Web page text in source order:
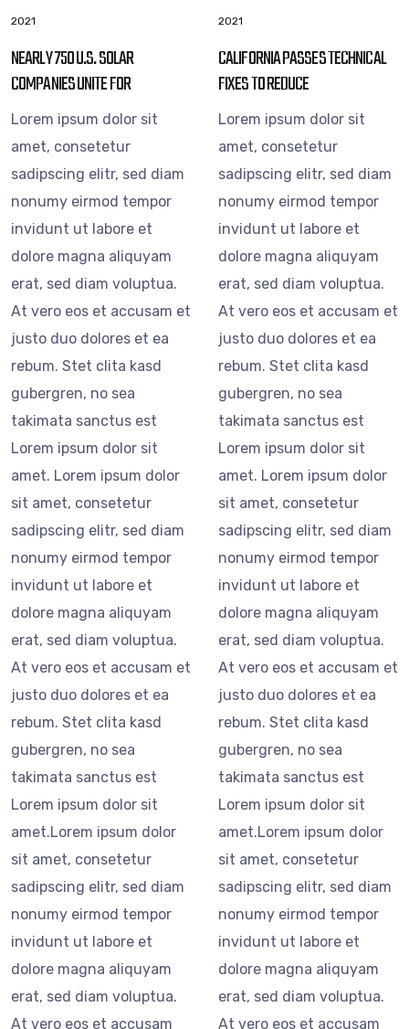
2021
NEARLY 750 U.S. SOLAR
COMPANIES UNITE FOR
Lorem ipsum dolor sit
amet, consetetur
sadipscing elitr, sed diam
nonumy eirmod tempor
invidunt ut labore et
dolore magna aliquyam
erat, sed diam voluptua.
At vero eos et accusam et
justo duo dolores et ea
rebum. Stet clita kasd
gubergren, no sea
takimata sanctus est
Lorem ipsum dolor sit
amet. Lorem ipsum dolor
sit amet, consetetur
sadipscing elitr, sed diam
nonumy eirmod tempor
invidunt ut labore et
dolore magna aliquyam
erat, sed diam voluptua.
At vero eos et accusam et
justo duo dolores et ea
rebum. Stet clita kasd
gubergren, no sea
takimata sanctus est
Lorem ipsum dolor sit
amet.Lorem ipsum dolor
sit amet, consetetur
sadipscing elitr, sed diam
nonumy eirmod tempor
invidunt ut labore et
dolore magna aliquyam
erat, sed diam voluptua.
At vero eos et accusam
2021
CALIFORNIA PASSES TECHNICAL
FIXES TO REDUCE
Lorem ipsum dolor sit
amet, consetetur
sadipscing elitr, sed diam
nonumy eirmod tempor
invidunt ut labore et
dolore magna aliquyam
erat, sed diam voluptua.
At vero eos et accusam et
justo duo dolores et ea
rebum. Stet clita kasd
gubergren, no sea
takimata sanctus est
Lorem ipsum dolor sit
amet. Lorem ipsum dolor
sit amet, consetetur
sadipscing elitr, sed diam
nonumy eirmod tempor
invidunt ut labore et
dolore magna aliquyam
erat, sed diam voluptua.
At vero eos et accusam et
justo duo dolores et ea
rebum. Stet clita kasd
gubergren, no sea
takimata sanctus est
Lorem ipsum dolor sit
amet.Lorem ipsum dolor
sit amet, consetetur
sadipscing elitr, sed diam
nonumy eirmod tempor
invidunt ut labore et
dolore magna aliquyam
erat, sed diam voluptua.
At vero eos et accusam